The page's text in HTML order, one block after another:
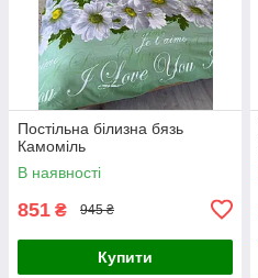
Постільна білизна бязь
Камоміль
В наявності
851 ₴ 945 ₴
Купити